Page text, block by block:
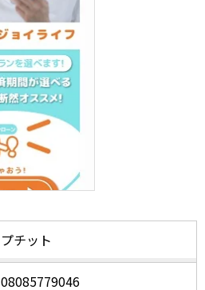
プチット
08085779046